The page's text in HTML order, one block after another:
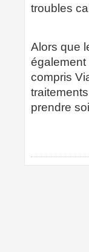
troubles
Alors que
compris
prendre